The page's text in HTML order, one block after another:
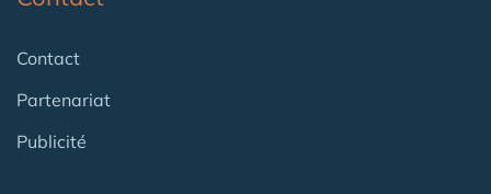
Contact
Partenariat
Publicité